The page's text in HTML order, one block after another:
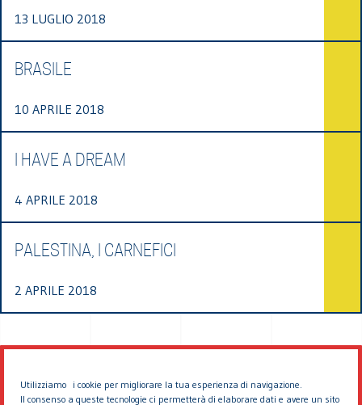
Utilizziamo i cookie per migliorare la tua esperienza di navigazione.
Il consenso a queste tecnologie ci permetterà di elaborare dati e avere un sito
13 LUGLIO 2018
BRASILE
10 APRILE 2018
I HAVE A DREAM
4 APRILE 2018
PALESTINA, I CARNEFICI
2 APRILE 2018